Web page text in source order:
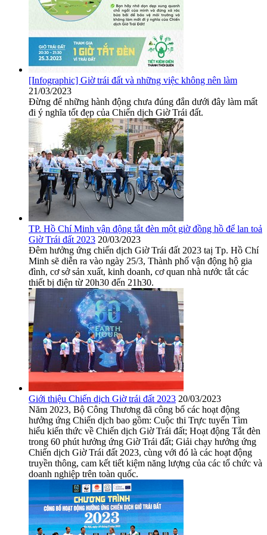
[Infographic] Giờ trái đất và những việc không nên làm
21/03/2023
Đừng để những hành động chưa đúng đắn dưới đây làm mất
đi ý nghĩa tốt đẹp của Chiến dịch Giờ Trái đất.
TP. Hồ Chí Minh vận động tắt đèn một giờ đồng hồ để lan toả
Giờ Trái đất 2023 20/03/2023
Đêm hưởng ứng chiến dịch Giờ Trái đất 2023 taị Tp. Hồ Chí
Minh sẽ diễn ra vào ngày 25/3, Thành phố vận động hộ gia
đình, cơ sở sản xuất, kinh doanh, cơ quan nhà nước tắt các
thiết bị điện từ 20h30 đến 21h30.
Giới thiệu Chiến dịch Giờ trái đất 2023 20/03/2023
Năm 2023, Bộ Công Thương đã công bố các hoạt động
hưởng ứng Chiến dịch bao gồm: Cuộc thi Trực tuyến Tìm
hiểu kiến thức về Chiến dịch Giờ Trái đất; Hoạt động Tắt đèn
trong 60 phút hưởng ứng Giờ Trái đất; Giải chạy hưởng ứng
Chiến dịch Giờ Trái đất 2023, cùng với đó là các hoạt động
truyền thông, cam kết tiết kiệm năng lượng của các tổ chức và
doanh nghiệp trên toàn quốc.